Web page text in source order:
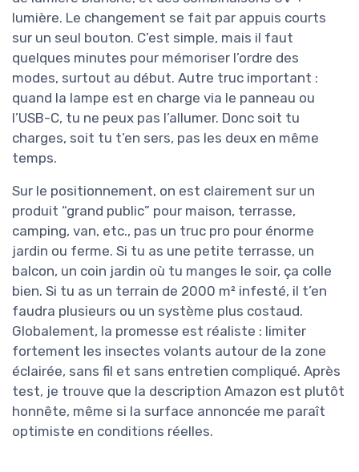
lumière. Le changement se fait par appuis courts
sur un seul bouton. C’est simple, mais il faut
quelques minutes pour mémoriser l’ordre des
modes, surtout au début. Autre truc important :
quand la lampe est en charge via le panneau ou
l’USB-C, tu ne peux pas l’allumer. Donc soit tu
charges, soit tu t’en sers, pas les deux en même
temps.
Sur le positionnement, on est clairement sur un
produit “grand public” pour maison, terrasse,
camping, van, etc., pas un truc pro pour énorme
jardin ou ferme. Si tu as une petite terrasse, un
balcon, un coin jardin où tu manges le soir, ça colle
bien. Si tu as un terrain de 2000 m² infesté, il t’en
faudra plusieurs ou un système plus costaud.
Globalement, la promesse est réaliste : limiter
fortement les insectes volants autour de la zone
éclairée, sans fil et sans entretien compliqué. Après
test, je trouve que la description Amazon est plutôt
honnête, même si la surface annoncée me paraît
optimiste en conditions réelles.